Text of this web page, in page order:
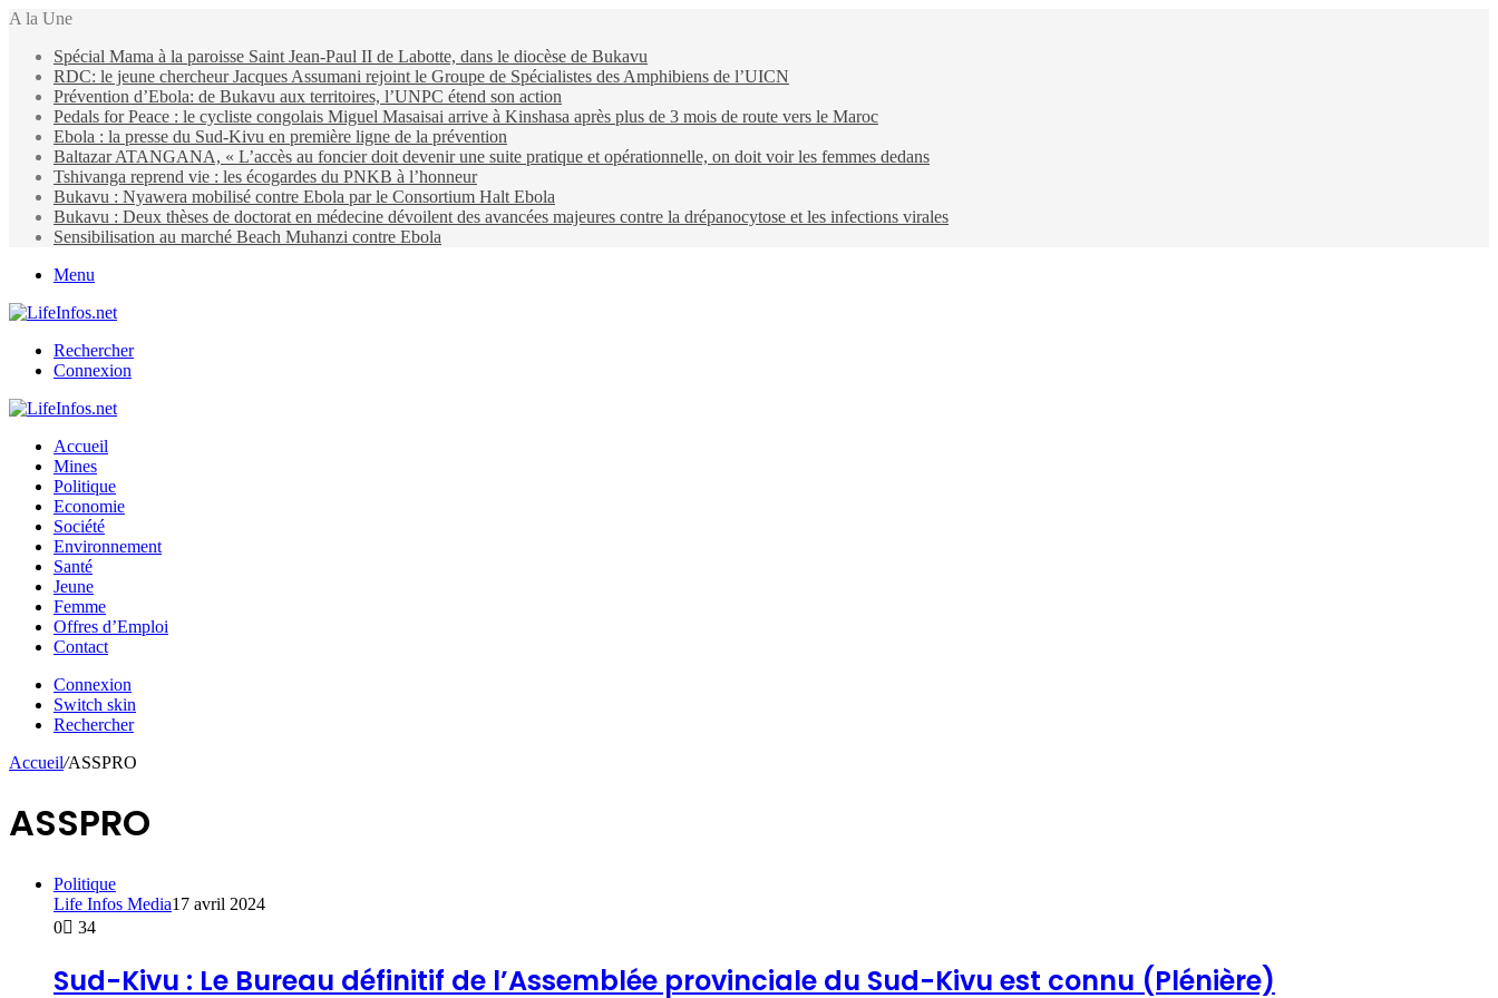
A la Une
Spécial Mama à la paroisse Saint Jean-Paul II de Labotte, dans le diocèse de Bukavu
RDC: le jeune chercheur Jacques Assumani rejoint le Groupe de Spécialistes des Amphibiens de l’UICN
Prévention d’Ebola: de Bukavu aux territoires, l’UNPC étend son action
Pedals for Peace : le cycliste congolais Miguel Masaisai arrive à Kinshasa après plus de 3 mois de route vers le Maroc
Ebola : la presse du Sud-Kivu en première ligne de la prévention
Baltazar ATANGANA, « L’accès au foncier doit devenir une suite pratique et opérationnelle, on doit voir les femmes dedans
Tshivanga reprend vie : les écogardes du PNKB à l’honneur
Bukavu : Nyawera mobilisé contre Ebola par le Consortium Halt Ebola
Bukavu : Deux thèses de doctorat en médecine dévoilent des avancées majeures contre la drépanocytose et les infections virales
Sensibilisation au marché Beach Muhanzi contre Ebola
Menu
Rechercher
Connexion
Accueil
Mines
Politique
Economie
Société
Environnement
Santé
Jeune
Femme
Offres d’Emploi
Contact
Connexion
Switch skin
Rechercher
Accueil/ASSPRO
ASSPRO
Politique
Life Infos Media17 avril 2024
0
34
Sud-Kivu : Le Bureau définitif de l’Assemblée provinciale du Sud-Kivu est connu (Plénière)